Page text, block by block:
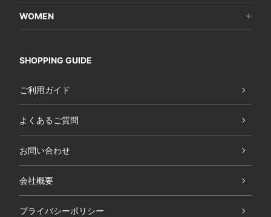
WOMEN
SHOPPING GUIDE
ご利用ガイド
よくあるご質問
お問い合わせ
会社概要
プライバシーポリシー